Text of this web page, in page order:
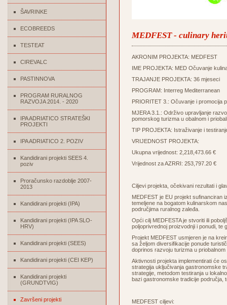
ŠAVRINKE
ECOBREEDS
TESTEAT
CIREVALC
PASTINNOVA
PROGRAM RURALNOG
RAZVOJA 2014. - 2020
IPA ADRIATICO STRATEŠKI
PROJEKTI
IPA ADRIATICO 2. POZIV
Kandidirani projekti SEES 4.
poziv
Proračunsko razdoblje 2007-
2013
Kandidirani projekti (IPA)
Kandidirani projekti (IPA SLO-
HRV)
Kandidirani projekti (SEES)
Kandidirani projekti (CEI KEP)
Kandidirani projekti
(GRUNDTVIG)
Završeni projekti
MEDFEST - culinary
AKRONIM PROJEKTA: MEDFEST
IME PROJEKTA: MED Očuvanje
TRAJANJE PROJEKTA: 36 mjeseci
PROGRAM: Interreg Mediterranean
PRIORITET 3.: Očuvanje i promocija
MJERA 3.1.: Održivo upravljanje
pomorskog turizma u obalnom i
TIP PROJEKTA: Istraživanje i
VRIJEDNOST PROJEKTA:
Ukupna vrijednost: 2,218,473.66 €
Vrijednost za AZRRI: 253,797.20 €
Ciljevi projekta, očekivani rezultati i
MEDFEST je EU projekt sufinanciran
temeljene na bogatom kulinarskom
područjima ruralnog zaleđa.
Opći cilj MEDFESTA je stvoriti ili
poljoprivrednoj proizvodnji i ponudi, te
Projekt MEDFEST usmjeren je na
sa željom diversifikacije ponude
doprinos razvoju turizma u
Aktivnosti projekta implementirati će
strategija uključivanja gastronomske
strategije, metodom testiranja u
bazi gastronomske tradicije područja,
MEDFEST ciljevi: